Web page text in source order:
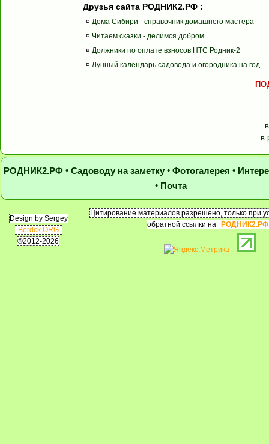
Друзья сайта РОДНИК2.РФ :
¤ Дома Сибири - справочник домашнего мастера
¤ Читаем сказки - делимся добром
¤ Должники по оплате взносов НТС Родник-2
¤ Лунный календарь садовода и огородника на год
в
РОДНИК2.РФ • Садоводу на заметку• Фотогалерея •
• Почта
Design by Sergey
Berdck.ORG
©2012-2026
Цитирование материалов разрешено, только при
обратной ссылки на
РОДНИК2.РФ